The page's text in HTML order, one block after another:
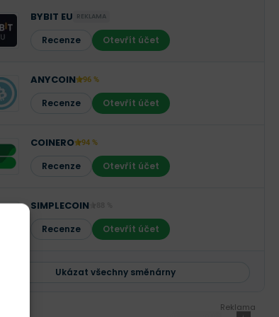
BYBIT EU REKLAMA
Recenze Otevřít účet
ANYCOIN 96 %
Recenze Otevřít účet
COINERO 94 %
Recenze Otevřít účet
SIMPLECOIN
Recenze Otevřít účet
Ukázat všechny směnárny
Reklama